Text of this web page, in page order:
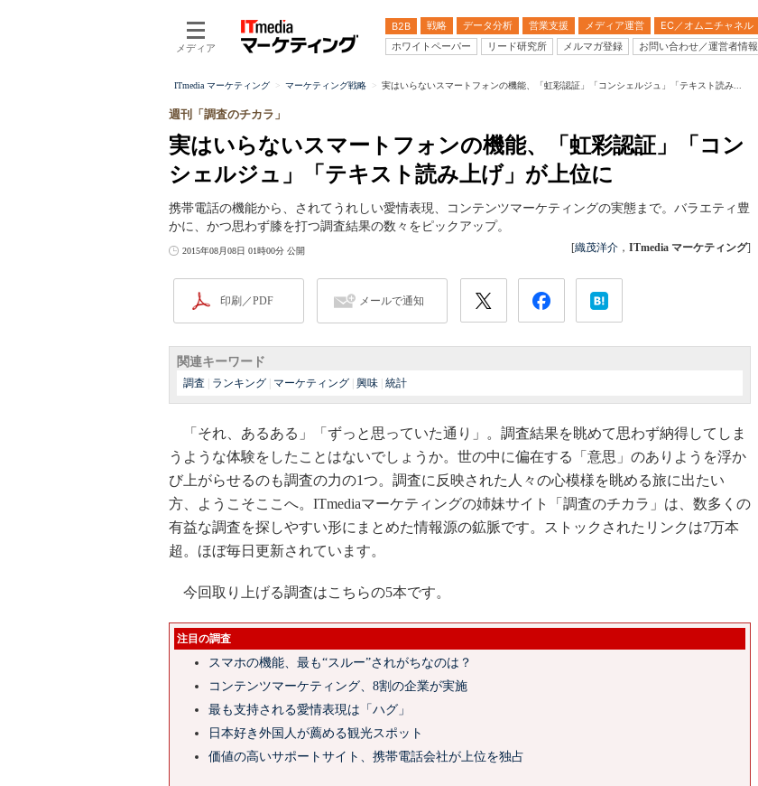
メディア
B2B 戦略 データ分析 営業支援 メディア運営 EC／オムニチャネル
ホワイトペーパー
リード研究所 メルマガ登録 お問い合わせ／運営者情報
ITmedia マーケティング マーケティング戦略 実はいらないスマートフォンの機能、「虹彩認証」「コンシェルジュ」「テキスト読み...
実はいらないスマートフォンの機能、「虹彩認証」「コン
シェルジュ」「テキスト読み上げ」が上位に
週刊「調査のチカラ」
携帯電話の機能から、されてうれしい愛情表現、コンテンツマーケティングの実態まで。バラエティ豊
かに、かつ思わず膝を打つ調査結果の数々をピックアップ。
2015年08月08日 01時00分 公開 [織茂洋介 ， ITmedia マーケティング]
印刷／PDF メールで通知
関連キーワード
調査 ランキング マーケティング 興味 統計
「それ、あるある」「ずっと思っていた通り」。調査結果を眺めて思わず納得してしま
うような体験をしたことはないでしょうか。世の中に偏在する「意思」のありようを浮か
び上がらせるのも調査の力の1つ。調査に反映された人々の心模様を眺める旅に出たい
方、ようこそここへ。ITmediaマーケティングの姉妹サイト「調査のチカラ」は、数多くの
有益な調査を探しやすい形にまとめた情報源の鉱脈です。ストックされたリンクは7万本
超。ほぼ毎日更新されています。
今回取り上げる調査はこちらの5本です。
注目の調査
スマホの機能、最も“スルー”されがちなのは？
コンテンツマーケティング、8割の企業が実施
最も支持される愛情表現は「ハグ」
日本好き外国人が薦める観光スポット
価値の高いサポートサイト、携帯電話会社が上位を独占